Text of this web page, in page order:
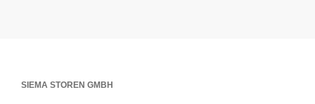
SIEMA STOREN GMBH